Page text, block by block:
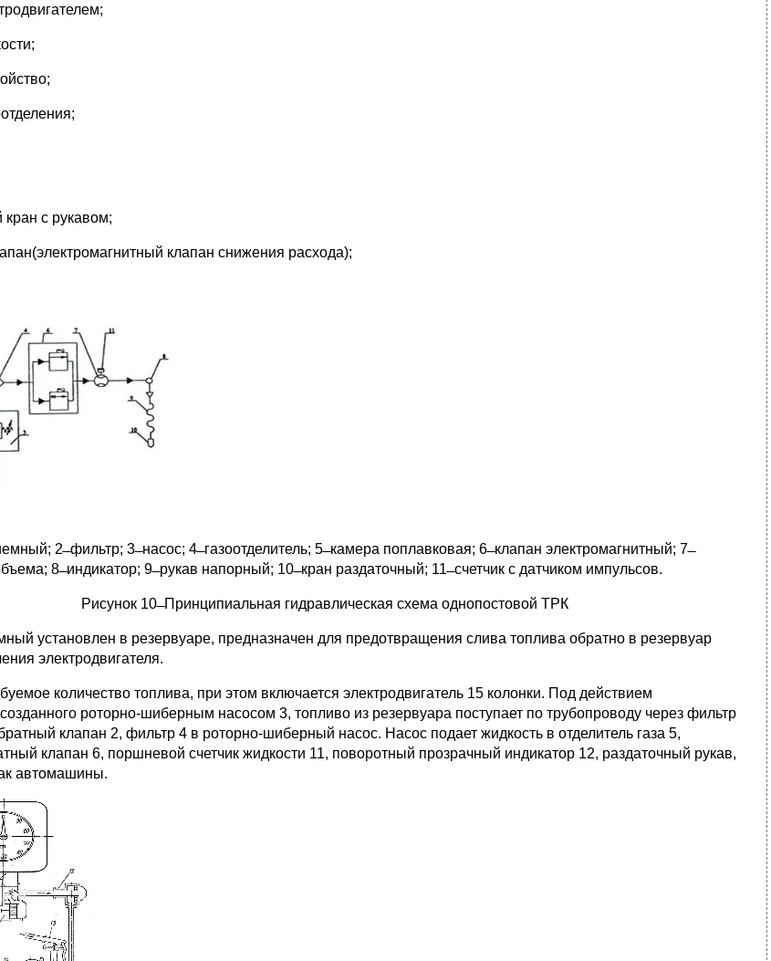
кран с рукавом;
клапан снижения расхода);
2 ̶ фильтр; 3 ̶ насос; 4 ̶ газоотделитель; 5 ̶ камера поплавковая; 6 ̶ клапан электромагнитный; 7
8 ̶ индикатор; 9 ̶ рукав напорный; 10 ̶ кран раздаточный; 11 ̶ счетчик с датчиком импульсов.
Рисунок 10 ̶ Принципиальная гидравлическая схема однопостовой ТРК
установлен в резервуаре, предназначен для предотвращения слива топлива обратно в резервуар
электродвигателя.
количество топлива, при этом включается электродвигатель 15 колонки. Под действием
роторно-шиберным насосом 3, топливо из резервуара поступает по трубопроводу через фильтр
клапан 2, фильтр 4 в роторно-шиберный насос. Насос подает жидкость в отделитель газа 5,
клапан 6, поршневой счетчик жидкости 11, поворотный прозрачный индикатор 12, раздаточный рукав,
автомашины.